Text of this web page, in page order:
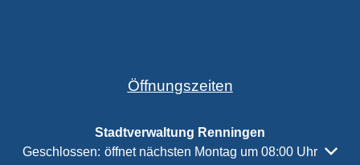
Öffnungszeiten
Stadtverwaltung Renningen
Klicken, um weitere Öffnungs- oder Schließzeiten
Geschlossen: öffnet nächsten Montag um 08:00 Uhr